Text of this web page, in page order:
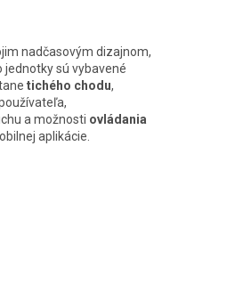
nadčasovým dizajnom,
jednotky sú vybavené
tichého chodu,
a možnosti ovládania
aplikácie.